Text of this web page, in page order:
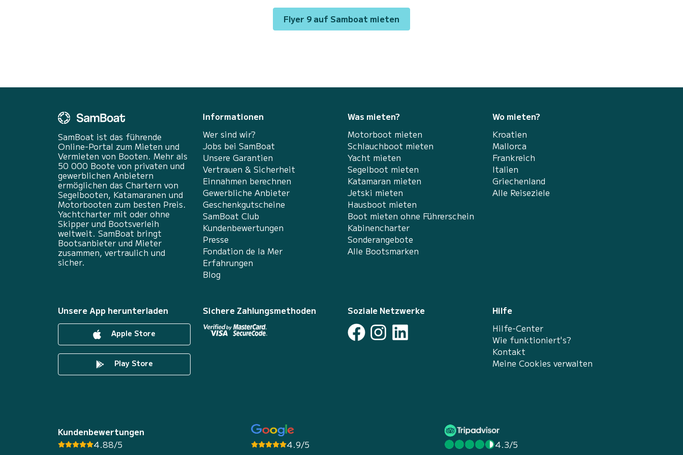
großes Sonnendeck und Sofa im Bug, Tisch mit
6 bequemen Sitzplätzen im Heck. Klappbare
Bordwand mit einzigartigem Zugang zum Meer.
Flyer 9 auf Samboat mieten
SamBoat ist das führende
Online-Portal zum Mieten und
Vermieten von Booten. Mehr als
50 000 Boote von privaten und
gewerblichen Anbietern
ermöglichen das Chartern von
Segelbooten, Katamaranen und
Motorbooten zum besten Preis.
Yachtcharter mit oder ohne
Skipper und Bootsverleih
weltweit. SamBoat bringt
Bootsanbieter und Mieter
zusammen, vertraulich und
sicher.
Informationen
Wer sind wir?
Jobs bei SamBoat
Unsere Garantien
Vertrauen & Sicherheit
Einnahmen berechnen
Gewerbliche Anbieter
Geschenkgutscheine
SamBoat Club
Kundenbewertungen
Presse
Fondation de la Mer
Erfahrungen
Blog
Was mieten?
Motorboot mieten
Schlauchboot mieten
Yacht mieten
Segelboot mieten
Katamaran mieten
Jetski mieten
Hausboot mieten
Boot mieten ohne Führerschein
Kabinencharter
Sonderangebote
Alle Bootsmarken
Wo mieten?
Kroatien
Mallorca
Frankreich
Italien
Griechenland
Alle Reiseziele
Hilfe
Hilfe-Center
Wie funktioniert's?
Kontakt
Meine Cookies verwalten
Unsere App herunterladen
Apple Store
Play Store
Sichere Zahlungsmethoden Soziale Netzwerke
Kundenbewertungen
4.88/5
4.9/5 4.3/5